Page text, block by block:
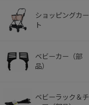
ショッピングカー
ト
ベビーカー（部
品）
ベビーラック＆チ